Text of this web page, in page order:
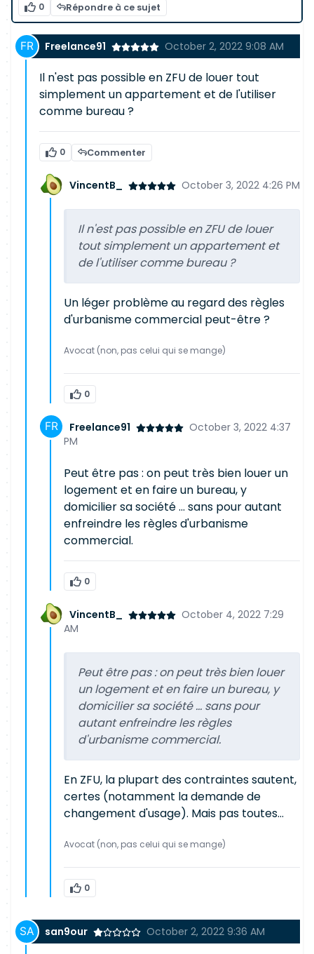
0 Répondre à ce sujet
Freelance91 October 2, 2022 9:08 AM
Il n'est pas possible en ZFU de louer tout
simplement un appartement et de l'utiliser
comme bureau ?
0 Commenter
VincentB_ October 3, 2022 4:26 PM
Il n'est pas possible en ZFU de louer
tout simplement un appartement et
de l'utiliser comme bureau ?
Un léger problème au regard des règles
d'urbanisme commercial peut-être ?
Avocat (non, pas celui qui se mange)
0
Freelance91
October 3, 2022 4:37
PM
Peut être pas : on peut très bien louer un
logement et en faire un bureau, y
domicilier sa société ... sans pour autant
enfreindre les règles d'urbanisme
commercial.
0
VincentB_
October 4, 2022 7:29
AM
Peut être pas : on peut très bien louer
un logement et en faire un bureau, y
domicilier sa société ... sans pour
autant enfreindre les règles
d'urbanisme commercial.
En ZFU, la plupart des contraintes sautent,
certes (notamment la demande de
changement d'usage). Mais pas toutes...
Avocat (non, pas celui qui se mange)
0
san9our October 2, 2022 9:36 AM